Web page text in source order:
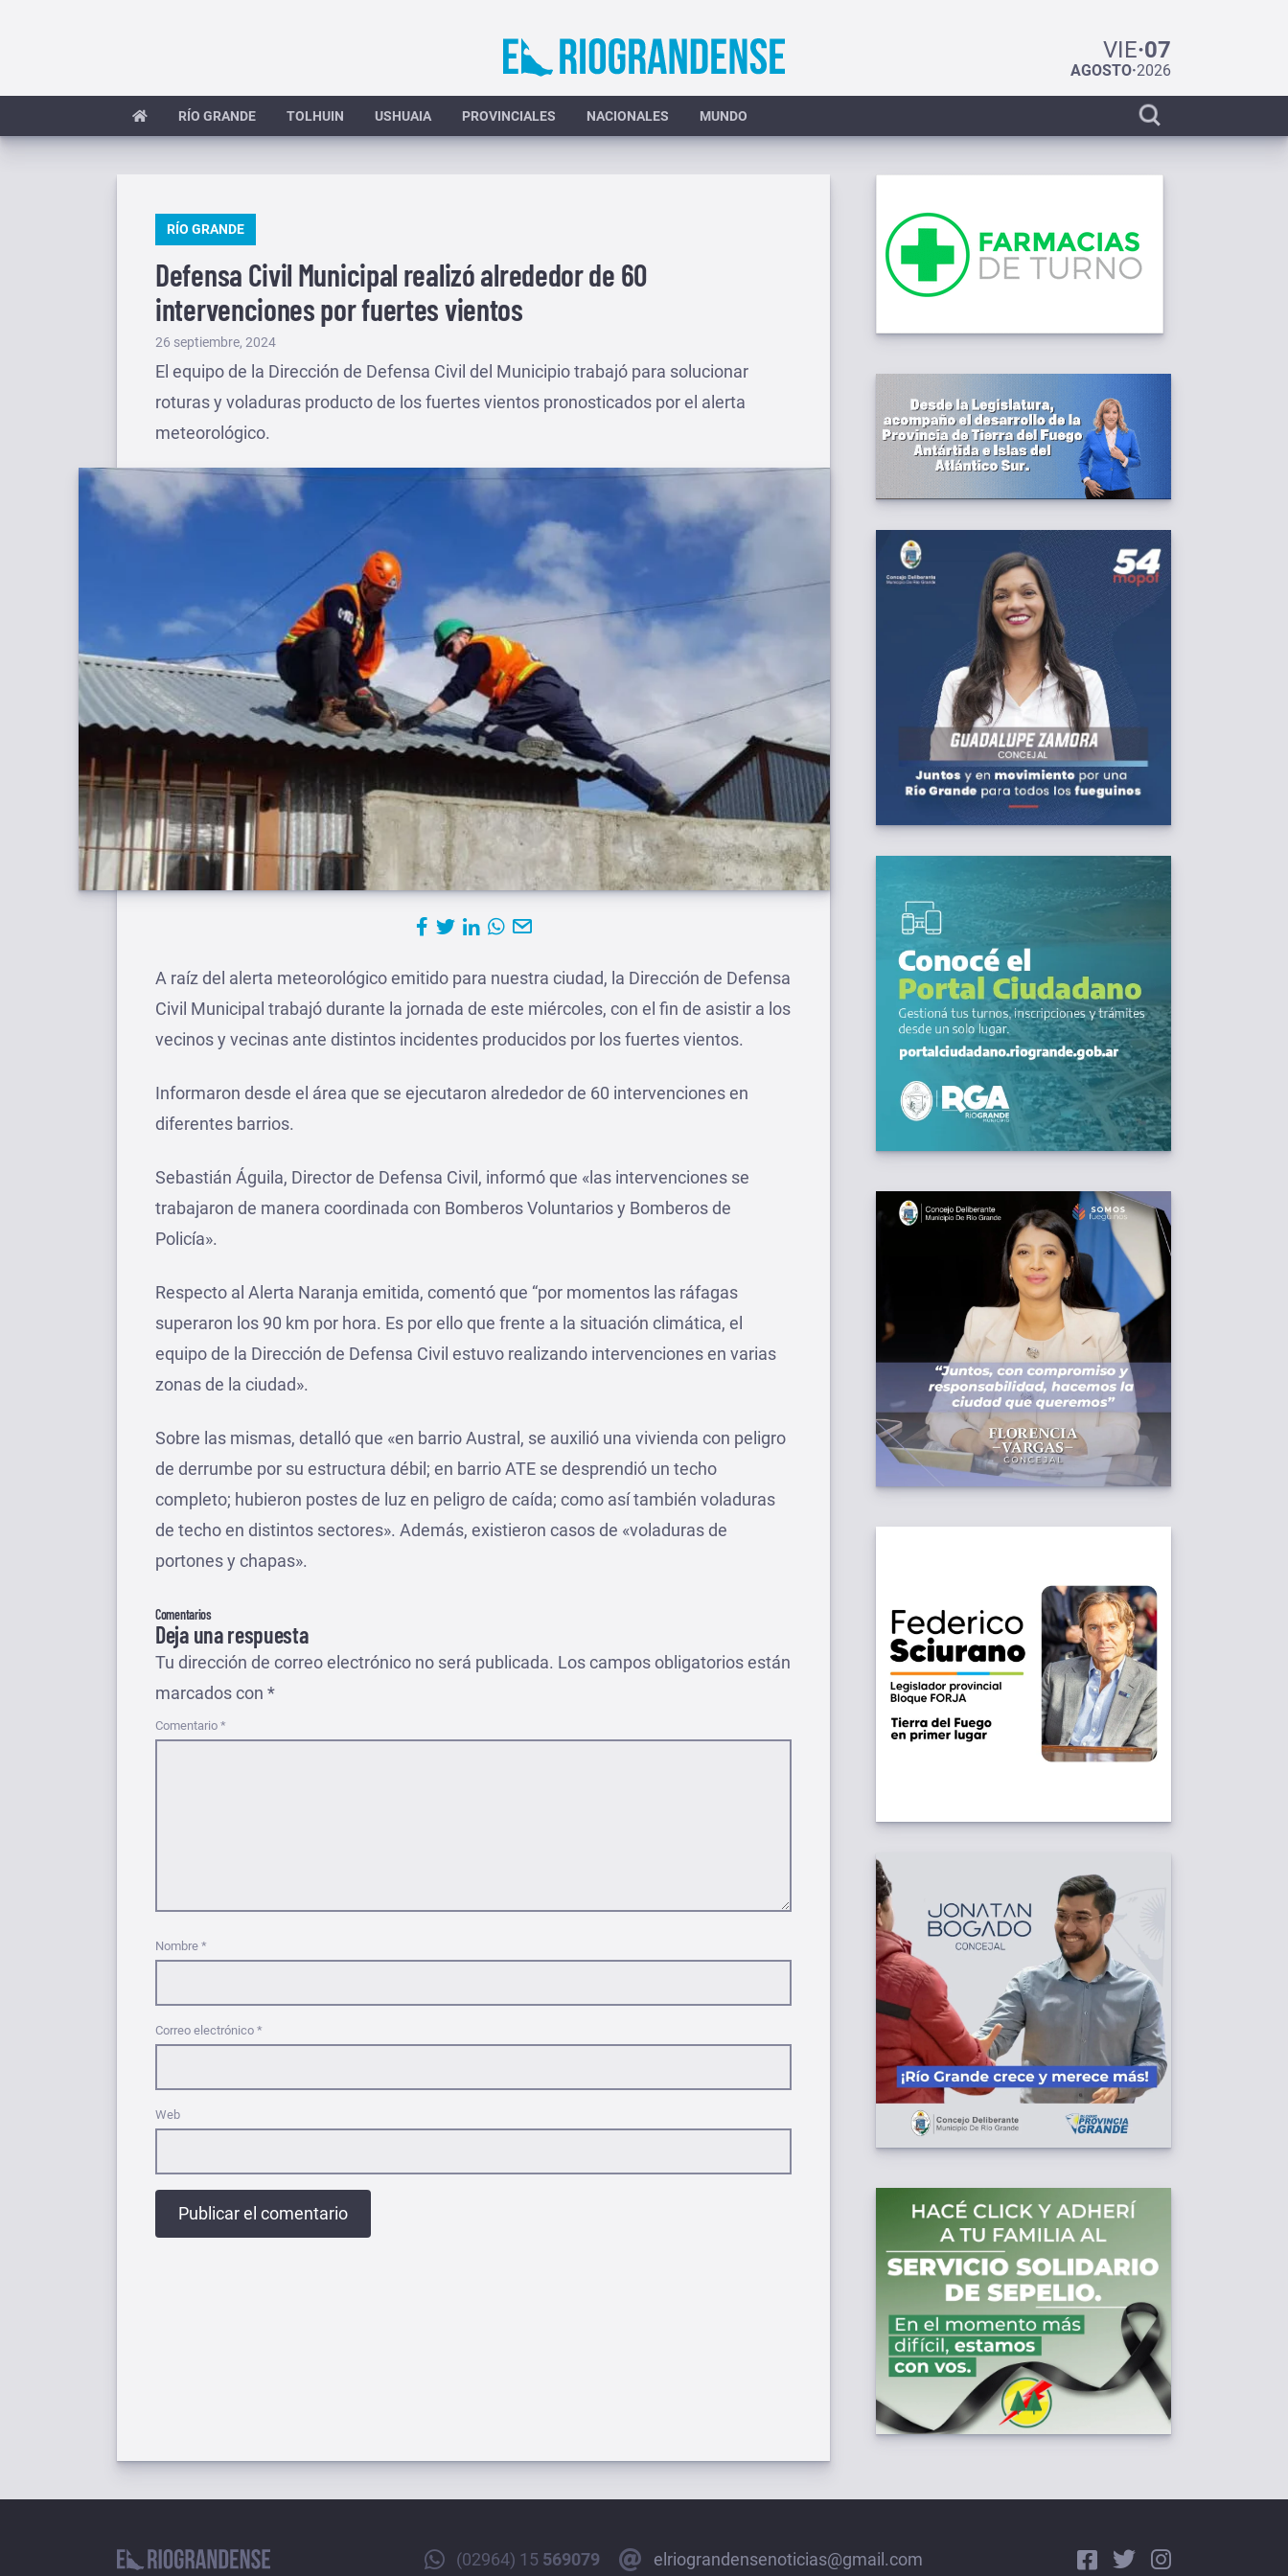
VIE·07
AGOSTO·2026
RÍO GRANDE TOLHUIN USHUAIA PROVINCIALES NACIONALES MUNDO
Display
search
PUBLICADO
RÍO GRANDE
Defensa Civil Municipal realizó alrededor de 60
intervenciones por fuertes vientos
Publicado
el
26 septiembre, 2024
El equipo de la Dirección de Defensa Civil del Municipio trabajó para solucionar
roturas y voladuras producto de los fuertes vientos pronosticados por el alerta
meteorológico.
A raíz del alerta meteorológico emitido para nuestra ciudad, la Dirección de Defensa
Civil Municipal trabajó durante la jornada de este miércoles, con el fin de asistir a los
vecinos y vecinas ante distintos incidentes producidos por los fuertes vientos.
Informaron desde el área que se ejecutaron alrededor de 60 intervenciones en
diferentes barrios.
Sebastián Águila, Director de Defensa Civil, informó que «las intervenciones se
trabajaron de manera coordinada con Bomberos Voluntarios y Bomberos de
Policía».
Respecto al Alerta Naranja emitida, comentó que “por momentos las ráfagas
superaron los 90 km por hora. Es por ello que frente a la situación climática, el
equipo de la Dirección de Defensa Civil estuvo realizando intervenciones en varias
zonas de la ciudad».
Sobre las mismas, detalló que «en barrio Austral, se auxilió una vivienda con peligro
de derrumbe por su estructura débil; en barrio ATE se desprendió un techo
completo; hubieron postes de luz en peligro de caída; como así también voladuras
de techo en distintos sectores». Además, existieron casos de «voladuras de
portones y chapas».
Comentarios
Deja una respuesta
Tu dirección de correo electrónico no será publicada. Los campos obligatorios están
marcados con *
Comentario *
Nombre *
Correo electrónico *
Web
(02964) 15 569079 elriograndensenoticias@gmail.com